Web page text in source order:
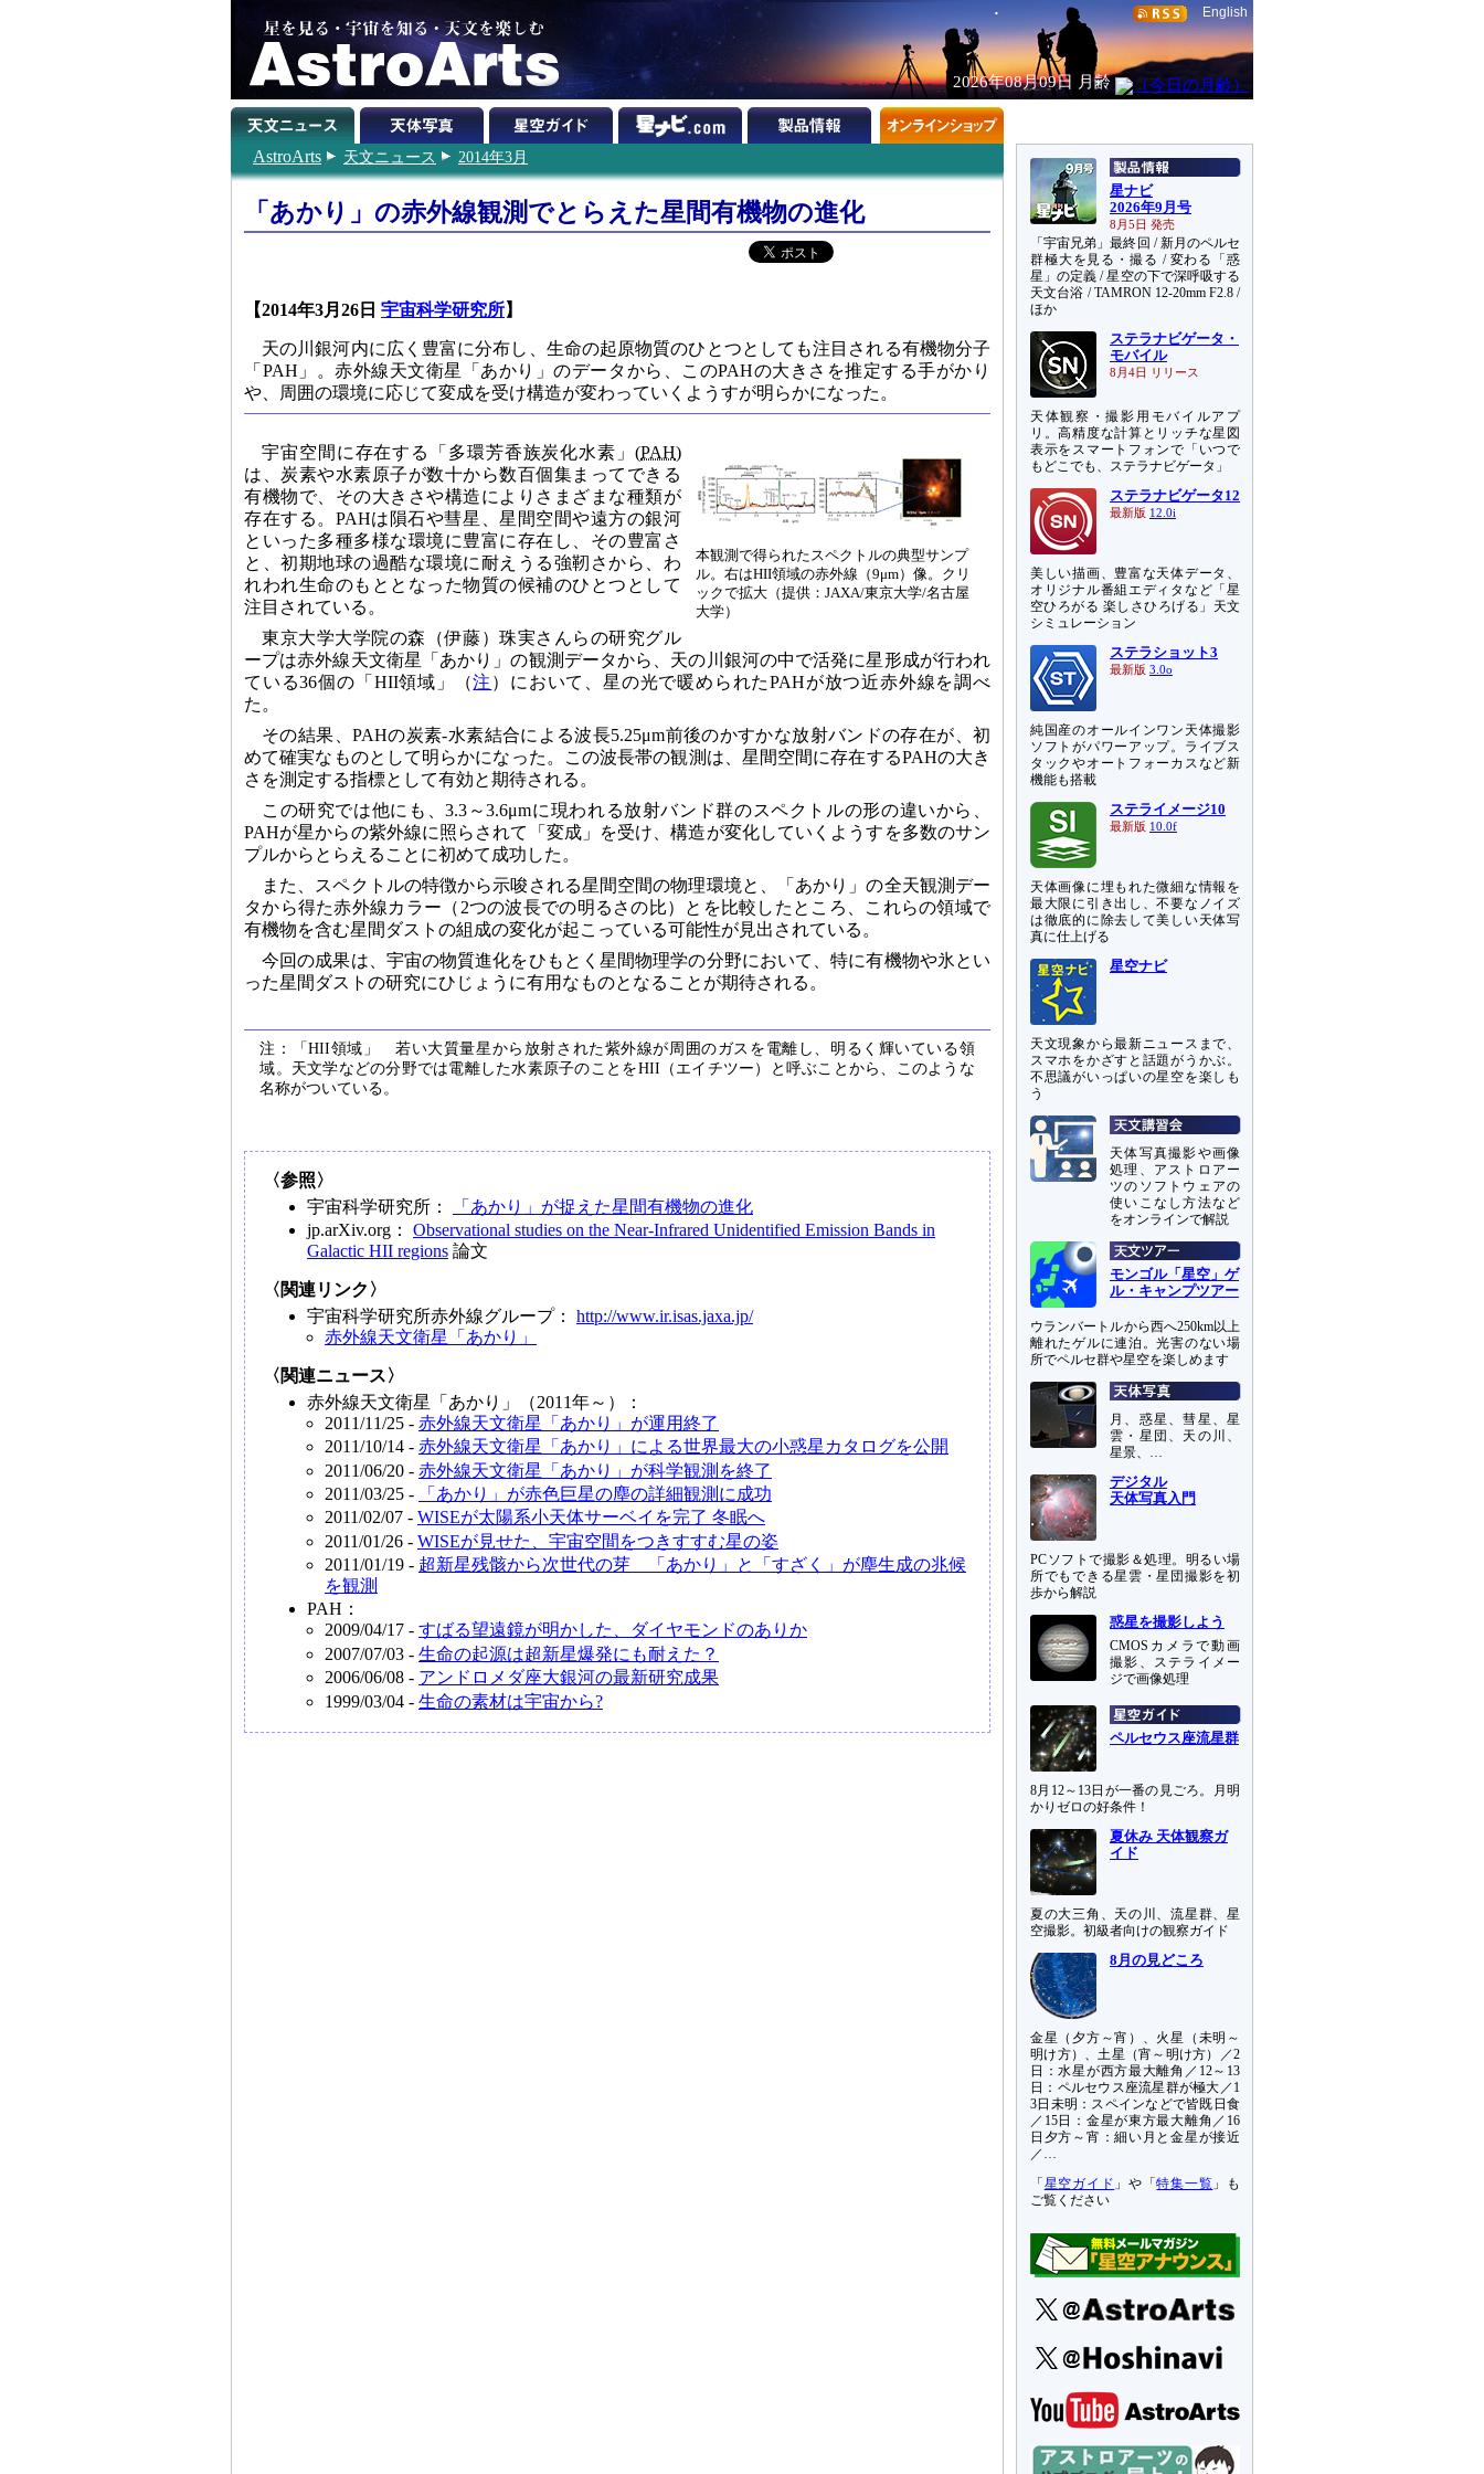
English
2026年08月09日 月齢
AstroArts 天文ニュース 2014年3月
「あかり」の赤外線観測でとらえた星間有機物の進化
【2014年3月26日 宇宙科学研究所】
天の川銀河内に広く豊富に分布し、生命の起原物質のひとつとしても注目される有機物分子
「PAH」。赤外線天文衛星「あかり」のデータから、このPAHの大きさを推定する手がかり
や、周囲の環境に応じて変成を受け構造が変わっていくようすが明らかになった。
本観測で得られたスペクトルの典型サンプ
ル。右はHII領域の赤外線（9μm）像。クリ
ックで拡大（提供：JAXA/東京大学/名古屋
大学）
宇宙空間に存在する「多環芳香族炭化水素」(PAH)
は、炭素や水素原子が数十から数百個集まってできる
有機物で、その大きさや構造によりさまざまな種類が
存在する。PAHは隕石や彗星、星間空間や遠方の銀河
といった多種多様な環境に豊富に存在し、その豊富さ
と、初期地球の過酷な環境に耐えうる強靭さから、わ
れわれ生命のもととなった物質の候補のひとつとして
注目されている。
東京大学大学院の森（伊藤）珠実さんらの研究グル
ープは赤外線天文衛星「あかり」の観測データから、天の川銀河の中で活発に星形成が行われ
ている36個の「HII領域」（注 ）において、星の光で暖められたPAHが放つ近赤外線を調べ
た。
その結果、PAHの炭素‐水素結合による波長5.25μm前後のかすかな放射バンドの存在が、初
めて確実なものとして明らかになった。この波長帯の観測は、星間空間に存在するPAHの大き
さを測定する指標として有効と期待される。
この研究では他にも、3.3～3.6μmに現われる放射バンド群のスペクトルの形の違いから、
PAHが星からの紫外線に照らされて「変成」を受け、構造が変化していくようすを多数のサン
プルからとらえることに初めて成功した。
また、スペクトルの特徴から示唆される星間空間の物理環境と、「あかり」の全天観測デー
タから得た赤外線カラー（2つの波長での明るさの比）とを比較したところ、これらの領域で
有機物を含む星間ダストの組成の変化が起こっている可能性が見出されている。
今回の成果は、宇宙の物質進化をひもとく星間物理学の分野において、特に有機物や氷とい
った星間ダストの研究にひじょうに有用なものとなることが期待される。
注：「HII領域」 若い大質量星から放射された紫外線が周囲のガスを電離し、明るく輝いている領
域。天文学などの分野では電離した水素原子のことをHII（エイチツー）と呼ぶことから、このような
名称がついている。
〈参照〉
宇宙科学研究所：
「あかり」が捉えた星間有機物の進化
jp.arXiv.org： Observational studies on the Near-Infrared Unidentified Emission Bands in
Galactic HII regions 論文
〈関連リンク〉
宇宙科学研究所赤外線グループ： http://www.ir.isas.jaxa.jp/
赤外線天文衛星「あかり」
〈関連ニュース〉
赤外線天文衛星「あかり」（2011年～）：
2011/11/25 - 赤外線天文衛星「あかり」が運用終了
2011/10/14 - 赤外線天文衛星「あかり」による世界最大の小惑星カタログを公開
2011/06/20 - 赤外線天文衛星「あかり」が科学観測を終了
2011/03/25 -
「あかり」が赤色巨星の塵の詳細観測に成功
2011/02/07 - WISEが太陽系小天体サーベイを完了 冬眠へ
2011/01/26 - WISEが見せた、宇宙空間をつきすすむ星の姿
2011/01/19 - 超新星残骸から次世代の芽 「あかり」と「すざく」が塵生成の兆候
を観測
PAH：
2009/04/17 - すばる望遠鏡が明かした、ダイヤモンドのありか
2007/07/03 - 生命の起源は超新星爆発にも耐えた？
2006/06/08 - アンドロメダ座大銀河の最新研究成果
1999/03/04 - 生命の素材は宇宙から?
星ナビ
2026年9月号
8月5日 発売
「宇宙兄弟」最終回 / 新月のペルセ
群極大を見る・撮る / 変わる「惑
星」の定義 / 星空の下で深呼吸する
天文台浴 / TAMRON 12-20mm F2.8 /
ほか
ステラナビゲータ・
モバイル
8月4日 リリース
天体観察・撮影用モバイルアプ
リ。高精度な計算とリッチな星図
表示をスマートフォンで「いつで
もどこでも、ステラナビゲータ」
ステラナビゲータ12
最新版 12.0i
美しい描画、豊富な天体データ、
オリジナル番組エディタなど「星
空ひろがる 楽しさひろげる」天文
シミュレーション
ステラショット3
最新版 3.0o
純国産のオールインワン天体撮影
ソフトがパワーアップ。ライブス
タックやオートフォーカスなど新
機能も搭載
ステライメージ10
最新版 10.0f
天体画像に埋もれた微細な情報を
最大限に引き出し、不要なノイズ
は徹底的に除去して美しい天体写
真に仕上げる
星空ナビ
天文現象から最新ニュースまで、
スマホをかざすと話題がうかぶ。
不思議がいっぱいの星空を楽しも
う
天体写真撮影や画像
処理、アストロアー
ツのソフトウェアの
使いこなし方法など
をオンラインで解説
モンゴル「星空」ゲ
ル・キャンプツアー
ウランバートルから西へ250km以上
離れたゲルに連泊。光害のない場
所でペルセ群や星空を楽しめます
月、惑星、彗星、星
雲・星団、天の川、
星景、…
デジタル
天体写真入門
PCソフトで撮影＆処理。明るい場
所でもできる星雲・星団撮影を初
歩から解説
惑星を撮影しよう
CMOSカメラで動画
撮影、ステライメー
ジで画像処理
ペルセウス座流星群
8月12～13日が一番の見ごろ。月明
かりゼロの好条件！
夏休み 天体観察ガ
イド
夏の大三角、天の川、流星群、星
空撮影。初級者向けの観察ガイド
8月の見どころ
金星（夕方～宵）、火星（未明～
明け方）、土星（宵～明け方）／2
日：水星が西方最大離角／12～13
日：ペルセウス座流星群が極大／1
3日未明：スペインなどで皆既日食
／15日：金星が東方最大離角／16
日夕方～宵：細い月と金星が接近
／…
「 星空ガイド 」や「特集一覧 」も
ご覧ください